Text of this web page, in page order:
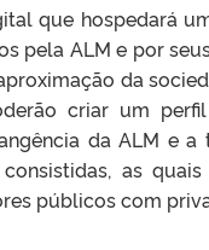
que hospedará
pela ALM e por
da
criar um
da ALM e a
as
públicos com